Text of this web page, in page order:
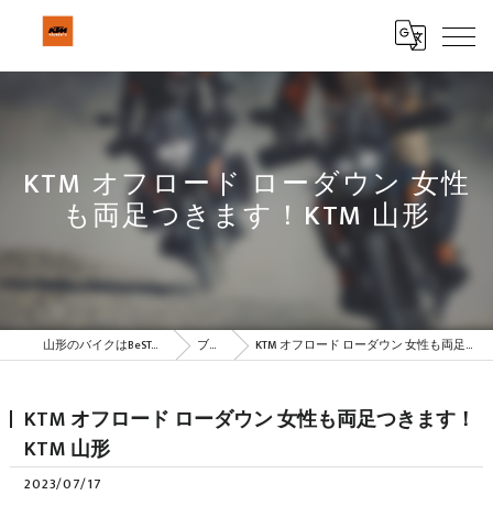
KTM オフロード ローダウン 女性
も両足つきます！KTM 山形
山形のバイクはBeSTAR株式会社 ブログ KTM オフロード ローダウン 女性も両足つきます！KTM 山形
KTM オフロード ローダウン 女性も両足つきます！
KTM 山形
2023/07/17